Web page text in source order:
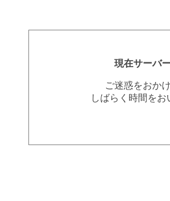
現在サーバ
ご迷惑をおか
しばらく時間を